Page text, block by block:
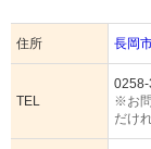
住所 長岡
TEL
※お
だけ